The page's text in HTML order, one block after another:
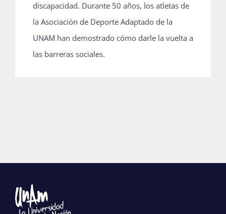
Bienvenida generación 2027-1
discapacidad. Durante 50 años, los atletas de
la Asociación de Deporte Adaptado de la
UNAM han demostrado cómo darle la vuelta a
las barreras sociales.